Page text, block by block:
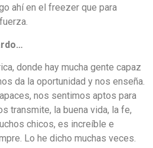
ahí en el freezer que para
donde hay mucha gente capaz
da la oportunidad y nos enseña.
nos sentimos aptos para
transmite, la buena vida, la fe,
chicos, es increíble e
Lo he dicho muchas veces.